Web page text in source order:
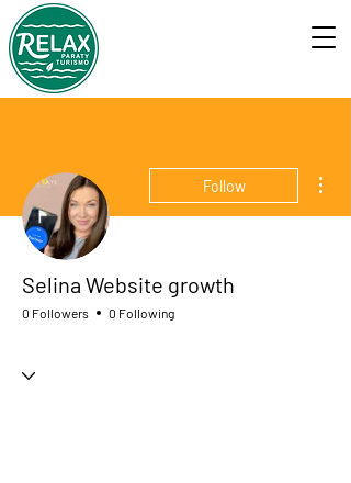
Follow
Selina Website growth
0 Followers 0 Following